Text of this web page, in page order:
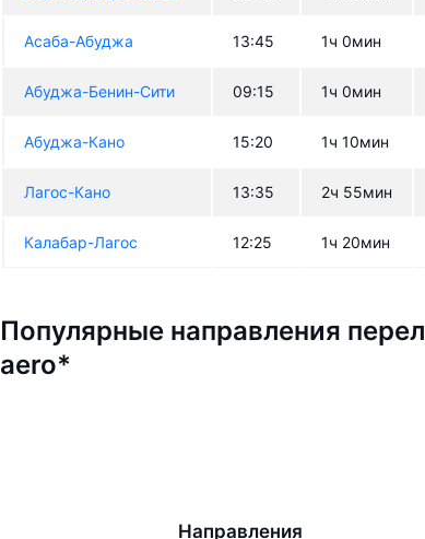
Асаба-Абуджа 13:45 1ч 0мин
Абуджа-Бенин-Сити 09:15 1ч 0мин
Абуджа-Кано 15:20 1ч 10мин
Лагос-Кано 13:35 2ч 55мин
Калабар-Лагос 12:25 1ч 20мин
Популярные направления
aero*
Направления